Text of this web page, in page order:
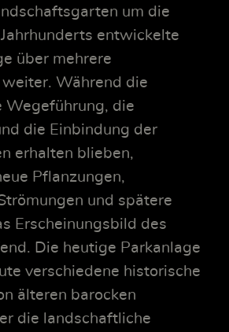
um die
entwickelte
über mehrere
weiter. Während die
Wegeführung, die
die Einbindung der
erhalten blieben,
Pflanzungen,
und spätere
Erscheinungsbild des
Die heutige Parkanlage
verschiedene historische
älteren barocken
die landschaftliche